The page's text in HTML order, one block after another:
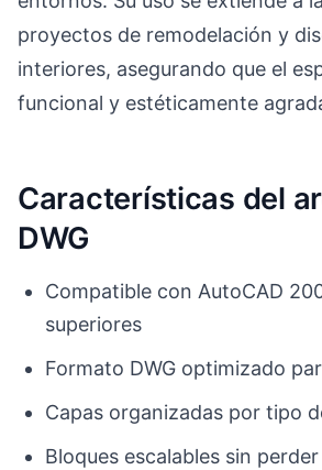
proyectos de remodelación y
interiores, asegurando que el
funcional y estéticamente
Características del
DWG
Compatible con AutoCAD
superiores
Formato DWG optimizado
Capas organizadas por tipo
Bloques escalables sin